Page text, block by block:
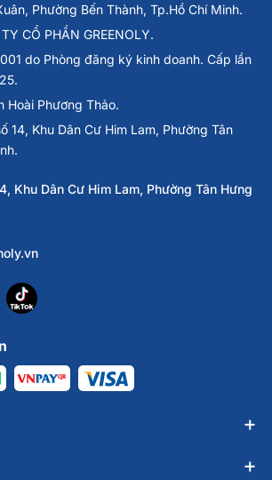
Phường Bến Thành, Tp.Hồ Chí Minh.
CỔ PHẦN GREENOLY.
do Phòng đăng ký kinh doanh. Cấp lần
Hoài Phương Thảo.
14, Khu Dân Cư Him Lam, Phường Tân
Khu Dân Cư Him Lam, Phường Tân Hưng